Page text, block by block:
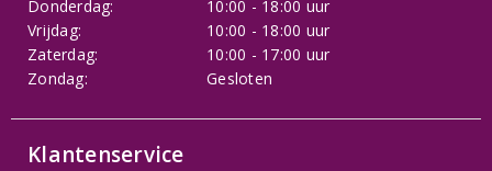
Donderdag:
10:00 - 18:00 uur
Vrijdag:
10:00 - 18:00 uur
Zaterdag:
10:00 - 17:00 uur
Zondag:
Gesloten
Klantenservice